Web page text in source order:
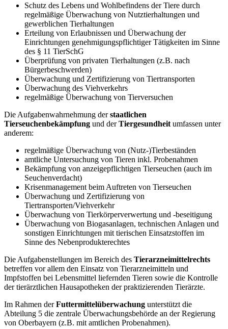
Schutz des Lebens und Wohlbefindens der Tiere durch
regelmäßige Überwachung von Nutztierhaltungen und
gewerblichen Tierhaltungen
Erteilung von Erlaubnissen und Überwachung der
Einrichtungen genehmigungspflichtiger Tätigkeiten im Sinne
des § 11 TierSchG
Überprüfung von privaten Tierhaltungen (z.B. nach
Bürgerbeschwerden)
Überwachung und Zertifizierung von Tiertransporten
Überwachung des Viehverkehrs
regelmäßige Überwachung von Tierversuchen
Die Aufgabenwahrnehmung derstaatlichen
Tierseuchenbekämpfung und derTiergesundheit umfassen unter
anderem:
regelmäßige Überwachung von (Nutz-)Tierbeständen
amtliche Untersuchung von Tieren inkl. Probenahmen
Bekämpfung von anzeigepflichtigen Tierseuchen (auch im
Seuchenverdacht)
Krisenmanagement beim Auftreten von Tierseuchen
Überwachung und Zertifizierung von
Tiertransporten/Viehverkehr
Überwachung von Tierkörperverwertung und -beseitigung
Überwachung von Biogasanlagen, technischen Anlagen und
sonstigen Einrichtungen mit tierischen Einsatzstoffen im
Sinne des Nebenprodukterechtes
Die Aufgabenstellungen im Bereich des Tierarzneimittelrechts
betreffen vor allem den Einsatz von Tierarzneimitteln und
Impfstoffen bei Lebensmittel liefernden Tieren sowie die Kontrolle
der tierärztlichen Hausapotheken der praktizierenden Tierärzte.
Im Rahmen derFuttermittelüberwachung unterstützt die
Abteilung 5 die zentrale Überwachungsbehörde an der Regierung
von Oberbayern (z.B. mit amtlichen Probenahmen).